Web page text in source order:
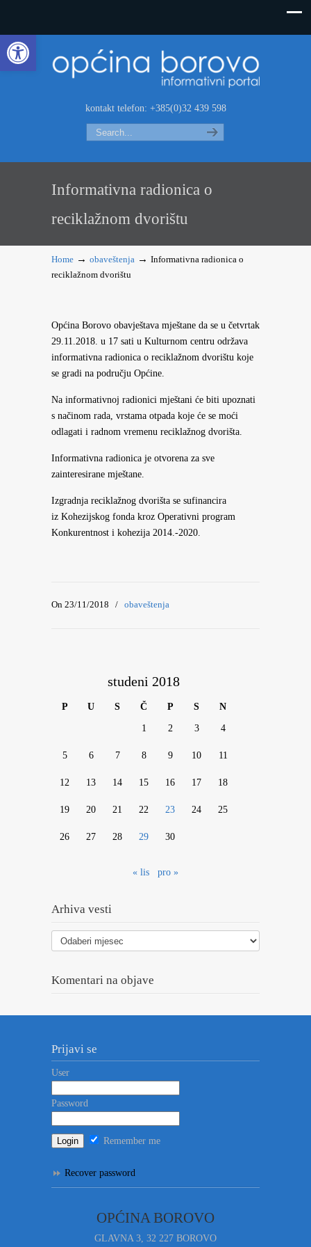
Open toolbar
kontakt telefon: +385(0)32 439 598
Informativna radionica o
reciklažnom dvorištu
Home → obaveštenja → Informativna radionica o
reciklažnom dvorištu
Općina Borovo obavještava mještane da se u četvrtak
29.11.2018. u 17 sati u Kulturnom centru održava
informativna radionica o reciklažnom dvorištu koje
se gradi na području Općine.
Na informativnoj radionici mještani će biti upoznati
s načinom rada, vrstama otpada koje će se moći
odlagati i radnom vremenu reciklažnog dvorišta.
Informativna radionica je otvorena za sve
zainteresirane mještane.
Izgradnja reciklažnog dvorišta se sufinancira
iz Kohezijskog fonda kroz Operativni program
Konkurentnost i kohezija 2014.-2020.
On 23/11/2018 / obaveštenja
studeni 2018
P U S Č P S N
1 2 3 4
5 6 7 8 9 10 11
12 13 14 15 16 17 18
19 20 21 22 23 24 25
26 27 28 29 30
« lis pro »
Arhiva vesti
Arhiva
vesti
Komentari na objave
Prijavi se
User
Password
Remember me
Recover password
OPĆINA BOROVO
GLAVNA 3, 32 227 BOROVO